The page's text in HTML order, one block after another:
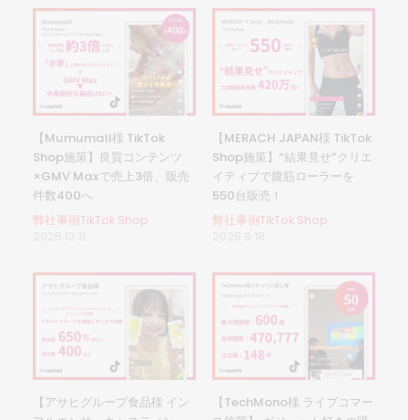
【Mumumall様 TikTok
Shop施策】良質コンテンツ
×GMV Maxで売上3倍、販売
件数400へ
弊社事例TikTok Shop
【MERACH JAPAN様 TikTok
Shop施策】“結果見せ”クリエ
イティブで腹筋ローラーを
550台販売！
弊社事例TikTok Shop
【アサヒグループ食品様 イン
【TechMono様 ライブコマー